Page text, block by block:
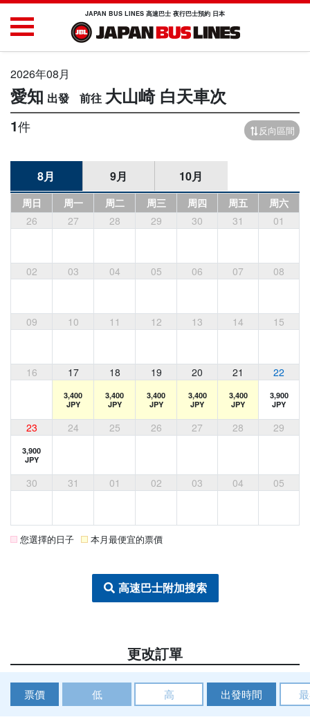
JAPAN BUS LINES 高速巴士 夜行巴士預約 日本
2026年08月
愛知 大山崎 白天車次
1件 反向區間
8月 9月 10月
周日 周一 周二 周三 周四 周五
周六
26
27 28 29 30 31 01
02 03 04 05 06 07 08
09 10 11 12 13 14 15
16 17 18 19 20 21 22
3,400
JPY
3,400
JPY
3,400
JPY
3,400
JPY
3,400
JPY
3,900
JPY
23 24 25 26 27 28 29
3,900
JPY
30 31 01 02 03 04 05
您選擇的日子 本月最便宜的票價
高速巴士附加搜索
更改訂單
票價 低 高 出發時間